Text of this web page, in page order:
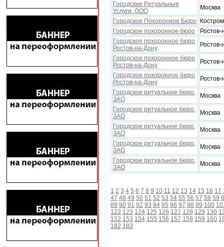
Городские Ритуальные
Услуги, ООО
Москва
Городское Поxоронное Бюро
Городское похоронное бюро
Городское похоронное бюро
Ростов-на-Дону
Городское похоронное бюро
Ростов-на-Дону
Городское похоронное бюро
Ростов-на-Дону
Городское ритуальное бюро,
ЗАО
Москва
Городское ритуальное бюро,
ЗАО
Москва
Городское ритуальное бюро,
ЗАО
Москва
Городское ритуальное бюро,
ЗАО
Москва
Городское ритуальное бюро,
ЗАО
Москва
1 2 3 4 5 6 7 8 9 10 11 12 13 14 15 16 17
47 48 49 50 51 52 53 54 55 56 57 58 59
89 90 91 92 93 94 95 96 97 98 99 100
122 123 124 125 126 127 128 129 130
152 153 154 155 156 157 158 159 160
182 183